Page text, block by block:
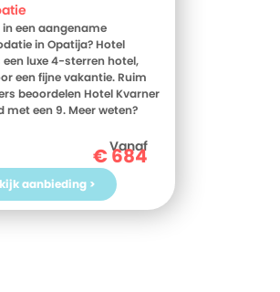
een aangename
in Opatija? Hotel
een luxe 4-sterren hotel,
een fijne vakantie. Ruim
beoordelen Hotel Kvarner
met een 9. Meer weten?
van Hotel Kvarner, voor
Ben jij toe aan een
in Kroatie? Boek jouw
Hotel Kvarner vandaag
Vanaf
€684
aanbieding >